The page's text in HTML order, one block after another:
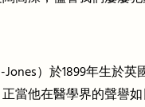
）於1899年生於
當他在醫學界的聲譽